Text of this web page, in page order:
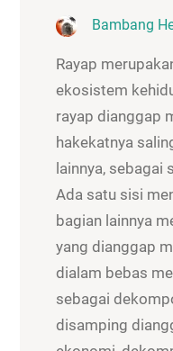
Bambang
Rayap
ekosistem
rayap dianggap
hakekatnya
lainnya,
Ada satu sisi
bagian lainnya
yang dianggap
dialam bebas
sebagai
disamping